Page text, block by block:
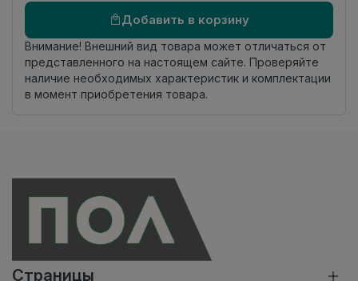
Добавить в корзину
Внимание! Внешний вид товара может отличаться от
представленного на настоящем сайте. Проверяйте
наличие необходимых характеристик и комплектации
в момент приобретения товара.
Страницы